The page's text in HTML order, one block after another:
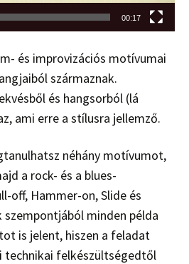
00:17
és improvizációs motívumai
származnak.
és hangsorból (lá
ami erre a stílusra jellemző.
néhány motívumot,
a rock- és a blues-
off, Hammer-on, Slide és
szempontjából minden példa
is jelent, hiszen a feladat
technikai felkészültségedtől